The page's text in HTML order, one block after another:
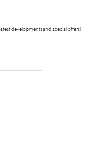
developments and special offers!